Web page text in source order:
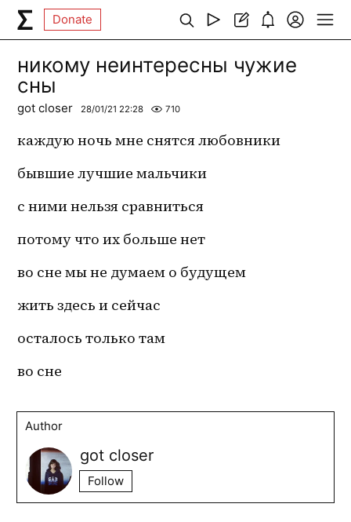
Donate
никому неинтересны чужие
сны
got closer 28/01/21 22:28 710
каждую ночь мне снятся любовники
бывшие лучшие мальчики
с ними нельзя сравниться
потому что их больше нет
во сне мы не думаем о будущем
жить здесь и сейчас
осталось только там
во сне
Author
got closer
Follow